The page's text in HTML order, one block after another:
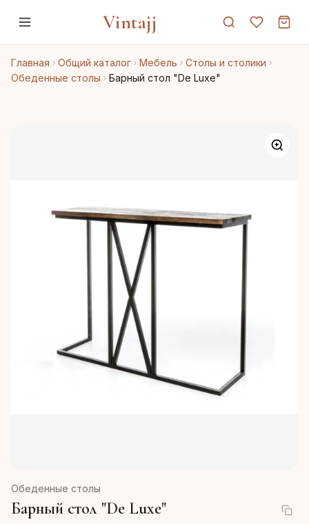
Vintajj
Главная Общий каталог Мебель
Столы и столики
Обеденные столы
Барный стол "De Luxe"
Обеденные столы
Барный стол "De Luxe"